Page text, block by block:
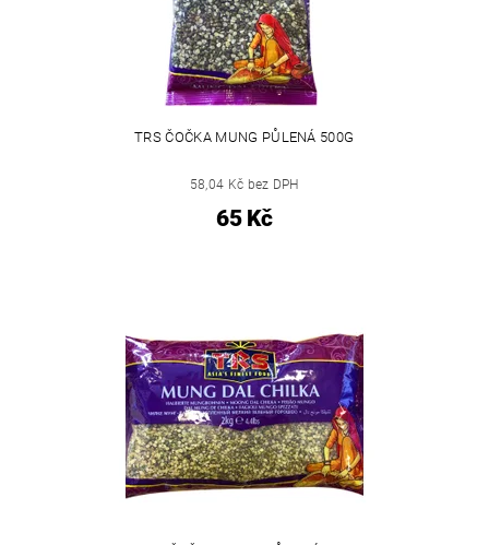
TRS ČOČKA MUNG PŮLENÁ 500G
58,04 Kč bez DPH
65 Kč